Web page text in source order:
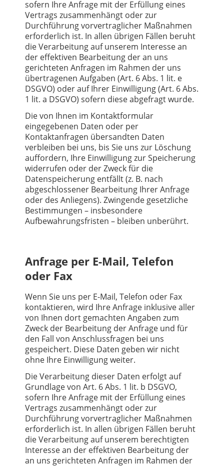
sofern Ihre Anfrage mit der Erfüllung eines
Vertrags zusammenhängt oder zur
Durchführung vorvertraglicher Maßnahmen
erforderlich ist. In allen übrigen Fällen beruht
die Verarbeitung auf unserem Interesse an
der effektiven Bearbeitung der an uns
gerichteten Anfragen im Rahmen der uns
übertragenen Aufgaben (Art. 6 Abs. 1 lit. e
DSGVO) oder auf Ihrer Einwilligung (Art. 6 Abs.
1 lit. a DSGVO) sofern diese abgefragt wurde.
Die von Ihnen im Kontaktformular
eingegebenen Daten oder per
Kontaktanfragen übersandten Daten
verbleiben bei uns, bis Sie uns zur Löschung
auffordern, Ihre Einwilligung zur Speicherung
widerrufen oder der Zweck für die
Datenspeicherung entfällt (z. B. nach
abgeschlossener Bearbeitung Ihrer Anfrage
oder des Anliegens). Zwingende gesetzliche
Bestimmungen – insbesondere
Aufbewahrungsfristen – bleiben unberührt.
Anfrage per E-Mail, Telefon
oder Fax
Wenn Sie uns per E-Mail, Telefon oder Fax
kontaktieren, wird Ihre Anfrage inklusive aller
von Ihnen dort gemachten Angaben zum
Zweck der Bearbeitung der Anfrage und für
den Fall von Anschlussfragen bei uns
gespeichert. Diese Daten geben wir nicht
ohne Ihre Einwilligung weiter.
Die Verarbeitung dieser Daten erfolgt auf
Grundlage von Art. 6 Abs. 1 lit. b DSGVO,
sofern Ihre Anfrage mit der Erfüllung eines
Vertrags zusammenhängt oder zur
Durchführung vorvertraglicher Maßnahmen
erforderlich ist. In allen übrigen Fällen beruht
die Verarbeitung auf unserem berechtigten
Interesse an der effektiven Bearbeitung der
an uns gerichteten Anfragen im Rahmen der